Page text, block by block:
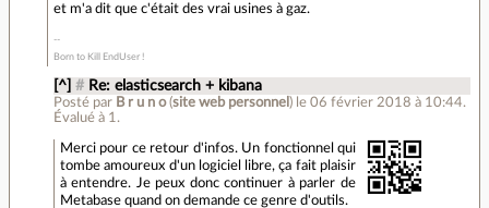
et m'a dit que c'était des vrai usines à gaz.
Born to Kill EndUser !
[^] # Re: elasticsearch + kibana
Posté par B r u n o(site web personnel ) le 06 février 2018 à 10:44.
Évalué à 1 .
Merci pour ce retour d'infos. Un fonctionnel qui
tombe amoureux d'un logiciel libre, ça fait plaisir
à entendre. Je peux donc continuer à parler de
Metabase quand on demande ce genre d'outils.